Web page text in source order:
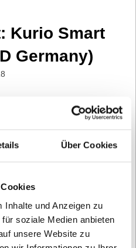
Über Cookies
Inhalte und Anzeigen zu
soziale Medien anbieten
unsere Website zu
Kurio Smart
Germany)
Smart Kindertablet“
weil es ein tolles und
ist leicht zu bedienen und
so viele Möglichkeiten
hat. In einem Spiel
auch bewegen und
als sehr tolle